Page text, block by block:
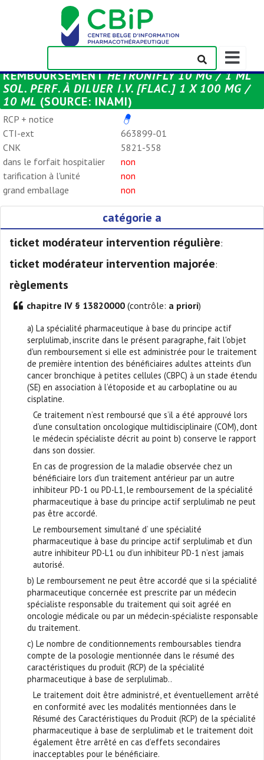
Afficher/
la
barre
de
REMBOURSEMENTHETRONIFLY 10 MG / 1 ML
SOL. PERF. À DILUER I.V. [FLAC.] 1 X 100 MG /
10 ML (SOURCE: INAMI)
RCP + notice
CTI-ext
663899-01
CNK
5821-558
dans le forfait hospitalier
non
tarification à l'unité
non
grand emballage
non
catégorie a
ticket modérateur intervention régulière:
ticket modérateur intervention majorée:
règlements
chapitre IV § 13820000 (contrôle: a priori)
a) La spécialité pharmaceutique à base du principe actif
serplulimab, inscrite dans le présent paragraphe, fait l'objet
d'un remboursement si elle est administrée pour le traitement
de première intention des bénéficiaires adultes atteints d'un
cancer bronchique à petites cellules (CBPC) à un stade étendu
(SE) en association à l’étoposide et au carboplatine ou au
cisplatine.
Ce traitement n’est remboursé que s’il a été approuvé lors
d’une consultation oncologique multidisciplinaire (COM), dont
le médecin spécialiste décrit au point b) conserve le rapport
dans son dossier.
En cas de progression de la maladie observée chez un
bénéficiaire lors d’un traitement antérieur par un autre
inhibiteur PD-1 ou PD-L1, le remboursement de la spécialité
pharmaceutique à base du principe actif serplulimab ne peut
pas être accordé.
Le remboursement simultané d’ une spécialité
pharmaceutique à base du principe actif serplulimab et d’un
autre inhibiteur PD-L1 ou d’un inhibiteur PD-1 n’est jamais
autorisé.
b) Le remboursement ne peut être accordé que si la spécialité
pharmaceutique concernée est prescrite par un médecin
spécialiste responsable du traitement qui soit agréé en
oncologie médicale ou par un médecin-spécialiste responsable
du traitement.
c) Le nombre de conditionnements remboursables tiendra
compte de la posologie mentionnée dans le résumé des
caractéristiques du produit (RCP) de la spécialité
pharmaceutique à base de serplulimab..
Le traitement doit être administré, et éventuellement arrêté
en conformité avec les modalités mentionnées dans le
Résumé des Caractéristiques du Produit (RCP) de la spécialité
pharmaceutique à base de serplulimab et le traitement doit
également être arrêté en cas d’effets secondaires
inacceptables pour le bénéficiaire.